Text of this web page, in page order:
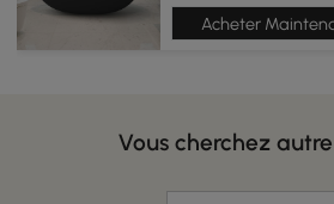
Acheter
Vous cherchez